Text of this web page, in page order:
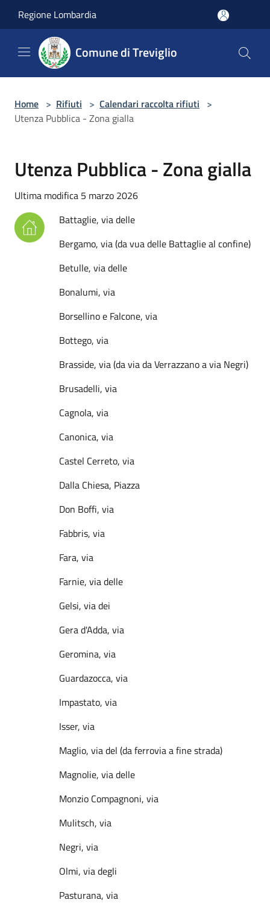
Regione Lombardia
Comune di Treviglio
Home > Rifiuti > Calendari raccolta rifiuti >
Utenza Pubblica - Zona gialla
Utenza Pubblica - Zona gialla
Ultima modifica 5 marzo 2026
Battaglie, via delle
Bergamo, via (da vua delle Battaglie al confine)
Betulle, via delle
Bonalumi, via
Borsellino e Falcone, via
Bottego, via
Brasside, via (da via da Verrazzano a via Negri)
Brusadelli, via
Cagnola, via
Canonica, via
Castel Cerreto, via
Dalla Chiesa, Piazza
Don Boffi, via
Fabbris, via
Fara, via
Farnie, via delle
Gelsi, via dei
Gera d'Adda, via
Geromina, via
Guardazocca, via
Impastato, via
Isser, via
Maglio, via del (da ferrovia a fine strada)
Magnolie, via delle
Monzio Compagnoni, via
Mulitsch, via
Negri, via
Olmi, via degli
Pasturana, via